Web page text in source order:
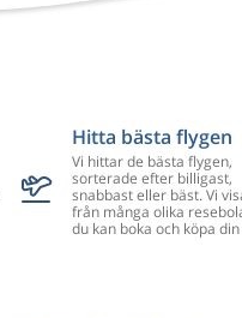
Hitta bästa flygen
Vi hittar de bästa flygen,
sorterade efter billigast,
snabbast eller bäst. Vi
från många olika
du kan boka och köpa